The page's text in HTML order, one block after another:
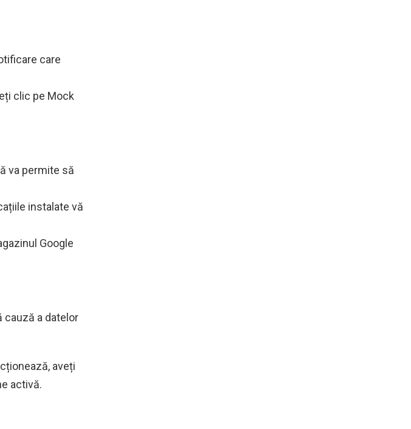
care
clic pe Mock
va permite să
instalate vă
Google
cauză a datelor
aveți
activă.